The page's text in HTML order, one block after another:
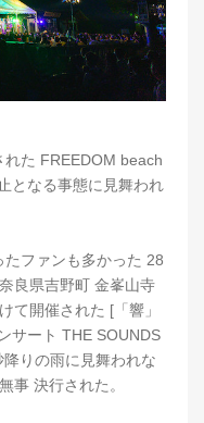
た FREEDOM beach
となる事態に見舞われ
ファンも多かった 28
良県吉野町 金峯山寺
て開催された [「響」
サート THE SOUNDS
りの雨に見舞われな
事 決行された。